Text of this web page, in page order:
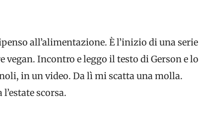
all’alimentazione. È l’inizio di una serie
Incontro e leggo il testo di Gerson e lo
in un video. Da lì mi scatta una molla.
scorsa.